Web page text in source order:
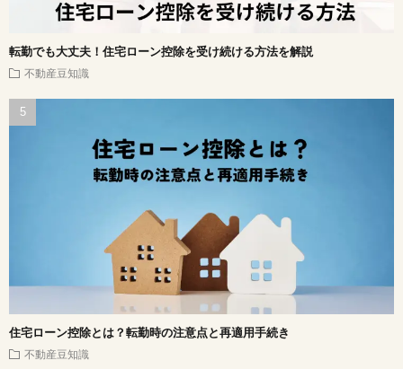
転勤でも大丈夫！住宅ローン控除を受け続ける方法を解説
不動産豆知識
住宅ローン控除とは？転勤時の注意点と再適用手続き
不動産豆知識